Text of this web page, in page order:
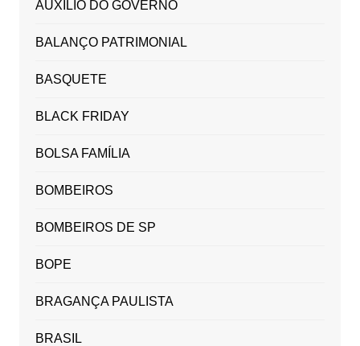
AUXILIO DO GOVERNO
BALANÇO PATRIMONIAL
BASQUETE
BLACK FRIDAY
BOLSA FAMÍLIA
BOMBEIROS
BOMBEIROS DE SP
BOPE
BRAGANÇA PAULISTA
BRASIL